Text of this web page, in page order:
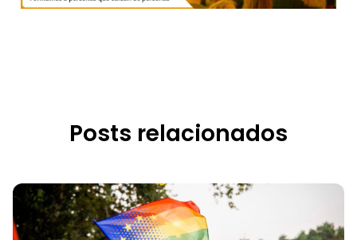
Posts relacionados